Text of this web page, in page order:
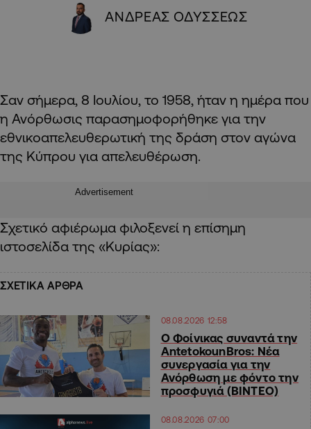
ΑΝΔΡΕΑΣ ΟΔΥΣΣΕΩΣ
Σαν σήμερα, 8 Ιουλίου, το 1958, ήταν η ημέρα που
η Ανόρθωσις παρασημοφορήθηκε για την
εθνικοαπελευθερωτική της δράση στον αγώνα
της Κύπρου για απελευθέρωση.
Advertisement
Σχετικό αφιέρωμα φιλοξενεί η επίσημη
ιστοσελίδα της «Κυρίας»:
ΣΧΕΤΙΚΑ ΑΡΘΡΑ
08.08.2026 12:58
Ο Φοίνικας συναντά την
AntetokounBros: Νέα
συνεργασία για την
Ανόρθωση με φόντο την
προσφυγιά (ΒΙΝΤΕΟ)
08.08.2026 07:00